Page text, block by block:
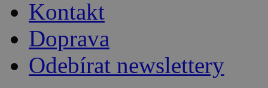
Kontakt
Doprava
Odebírat newslettery